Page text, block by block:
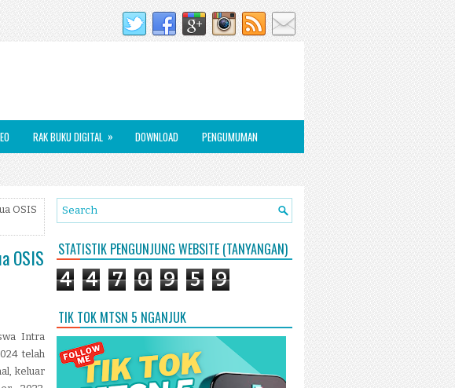
RAK BUKU DIGITAL » DOWNLOAD PENGUMUMAN
OSIS
OSIS
Intra
telah
keluar
STATISTIK PENGUNJUNG WEBSITE (TANYANGAN)
4 4 7 0 9 5 9
TIK TOK MTSN 5 NGANJUK